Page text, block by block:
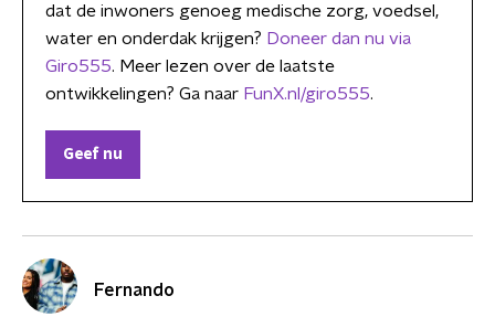
dat de inwoners genoeg medische zorg, voedsel,
water en onderdak krijgen? Doneer dan nu via
Giro555. Meer lezen over de laatste
ontwikkelingen? Ga naar FunX.nl/giro555.
Geef nu
Fernando